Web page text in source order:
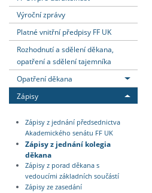
Výroční zprávy
Platné vnitřní předpisy FF UK
Rozhodnutí a sdělení děkana,
opatření a sdělení tajemníka
Opatření děkana
Zápisy
Zápisy z jednání předsednictva
Akademického senátu FF UK
Zápisy z jednání kolegia
děkana
Zápisy z porad děkana s
vedoucími základních součástí
Zápisy ze zasedání